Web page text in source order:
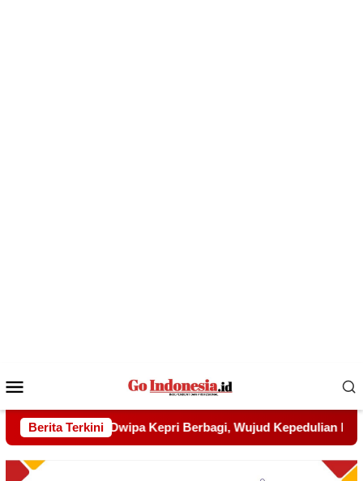
Mobile
Berita Terkini
Kepedulian kepada Pondok Tahfidz Yatim dan Dhuafa Al-